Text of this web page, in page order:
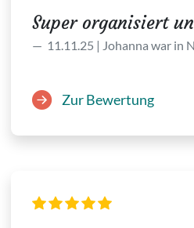
Super organisiert
11.11.25 | Johanna war in
Zur Bewertung